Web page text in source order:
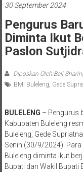
30 September 2024
Pengurus
Diminta Ikut
Paslon
Diposkan Oleh:Bali
BMI Buleleng Gede
BULELENG – Pengurus
Kabupaten Buleleng
Buleleng, Gede
Senin (30/9/2024). Para
Buleleng diminta ikut
Bupati dan Wakil Bupati